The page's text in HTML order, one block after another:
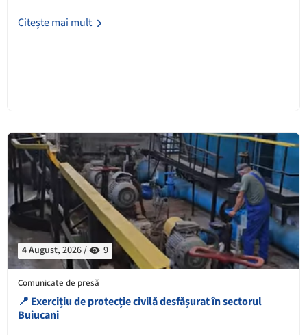
Citește mai mult
4 August, 2026 / 9
Comunicate de presă
📍 Exercițiu de protecție civilă desfășurat în sectorul
Buiucani